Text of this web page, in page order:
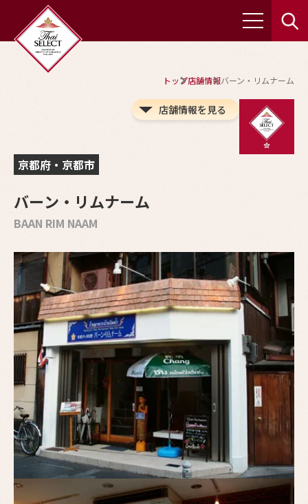
トップ店舗情報バーン・リムナーム
店舗情報を見る
京都府・京都市
バーン・リムナーム
BAAN RIM NAAM